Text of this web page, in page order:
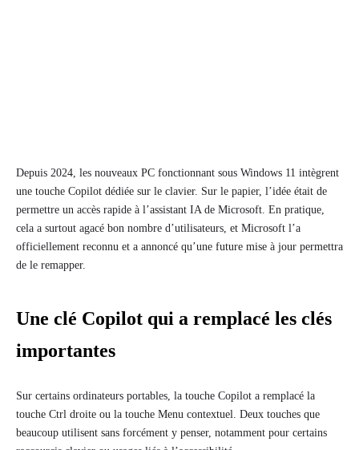
Depuis 2024, les nouveaux PC fonctionnant sous Windows 11 intègrent
une touche Copilot dédiée sur le clavier. Sur le papier, l’idée était de
permettre un accès rapide à l’assistant IA de Microsoft. En pratique,
cela a surtout agacé bon nombre d’utilisateurs, et Microsoft l’a
officiellement reconnu et a annoncé qu’une future mise à jour permettra
de le remapper.
Une clé Copilot qui a remplacé les clés
importantes
Sur certains ordinateurs portables, la touche Copilot a remplacé la
touche Ctrl droite ou la touche Menu contextuel. Deux touches que
beaucoup utilisent sans forcément y penser, notamment pour certains